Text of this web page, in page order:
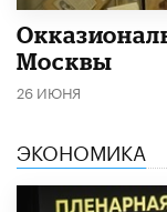
Москвы
26 ИЮНЯ
ЭКОНОМИКА